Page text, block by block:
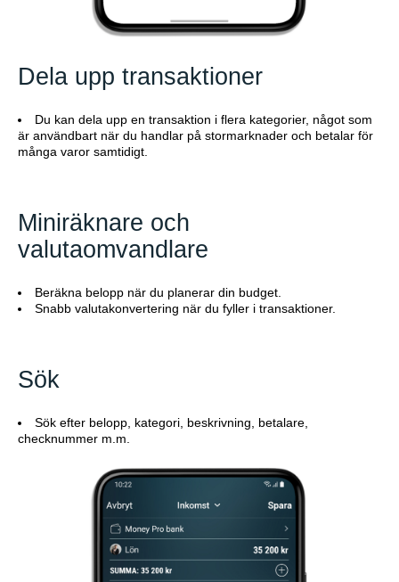
Dela upp transaktioner
Du kan dela upp en transaktion i flera kategorier, något som
är användbart när du handlar på stormarknader och betalar för
många varor samtidigt.
Miniräknare och
valutaomvandlare
Beräkna belopp när du planerar din budget.
Snabb valutakonvertering när du fyller i transaktioner.
Sök
Sök efter belopp, kategori, beskrivning, betalare,
checknummer m.m.